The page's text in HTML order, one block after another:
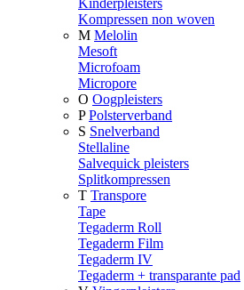
Kinderpleisters
Kompressen non woven
M Melolin
Mesoft
Microfoam
Micropore
O Oogpleisters
P Polsterverband
S Snelverband
Stellaline
Salvequick pleisters
Splitkompressen
T Transpore
Tape
Tegaderm Roll
Tegaderm Film
Tegaderm IV
Tegaderm + transparante pad